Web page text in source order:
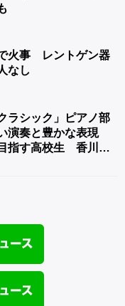
火事 レントゲン器
なし
ラシック」ピアノ部
演奏と豊かな表現
指す高校生 香川